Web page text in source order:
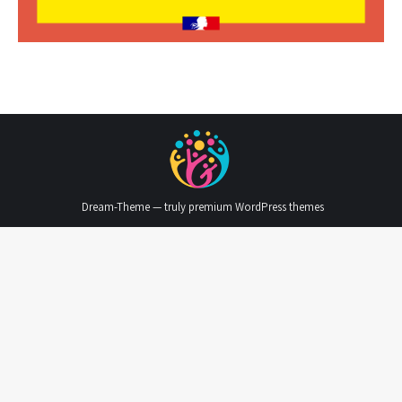
Dream-Theme — truly premium WordPress themes